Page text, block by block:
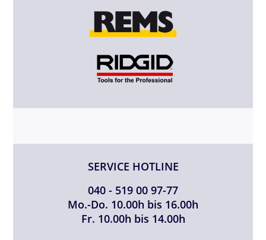
SERVICE HOTLINE
040 - 519 00 97-77
Mo.-Do. 10.00h bis 16.00h
Fr. 10.00h bis 14.00h